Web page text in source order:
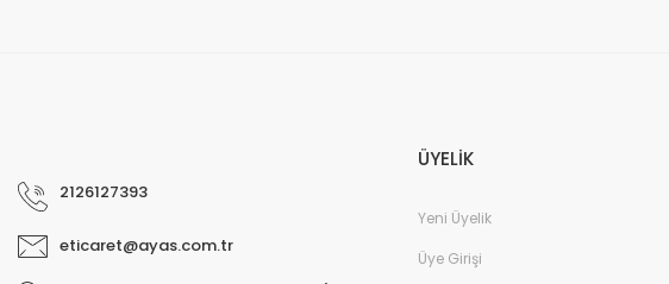
2126127393
eticaret@ayas.com.tr
ÜYELİK
Yeni Üyelik
Üye Girişi